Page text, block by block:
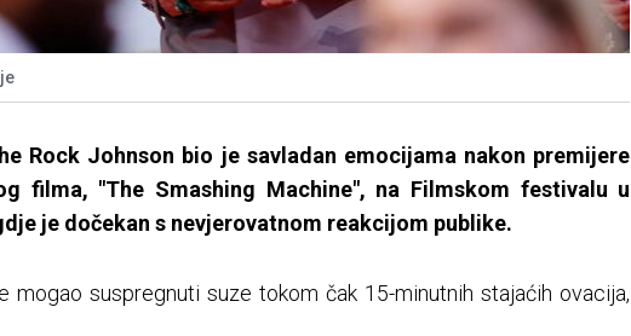
Rock Johnson bio je savladan emocijama nakon premijere
filma, "The Smashing Machine", na Filmskom festivalu u
je dočekan s nevjerovatnom reakcijom publike.
mogao suspregnuti suze tokom čak 15-minutnih stajaćih ovacija,